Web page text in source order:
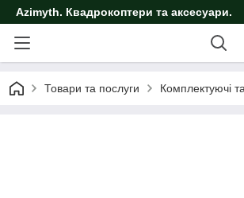
Azimyth. Квадрокоптери та аксесуари.
Товари та послуги Комплектуючі